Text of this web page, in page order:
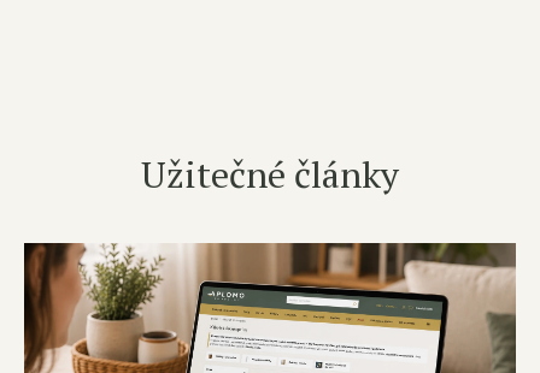
Užitečné články